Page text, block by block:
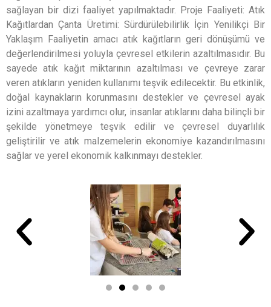
sağlayan bir dizi faaliyet yapılmaktadır. Proje Faaliyeti: Atık
Kağıtlardan Çanta Üretimi: Sürdürülebilirlik İçin Yenilikçi Bir
Yaklaşım Faaliyetin amacı atık kağıtların geri dönüşümü ve
değerlendirilmesi yoluyla çevresel etkilerin azaltılmasıdır. Bu
sayede atık kağıt miktarının azaltılması ve çevreye zarar
veren atıkların yeniden kullanımı teşvik edilecektir. Bu etkinlik,
doğal kaynakların korunmasını destekler ve çevresel ayak
izini azaltmaya yardımcı olur, insanlar atıklarını daha bilinçli bir
şekilde yönetmeye teşvik edilir ve çevresel duyarlılık
geliştirilir ve atık malzemelerin ekonomiye kazandırılmasını
sağlar ve yerel ekonomik kalkınmayı destekler.